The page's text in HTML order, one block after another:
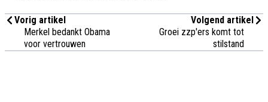
Vorig artikel
Merkel bedankt Obama
voor vertrouwen
Volgend artikel
Groei zzp'ers komt tot
stilstand